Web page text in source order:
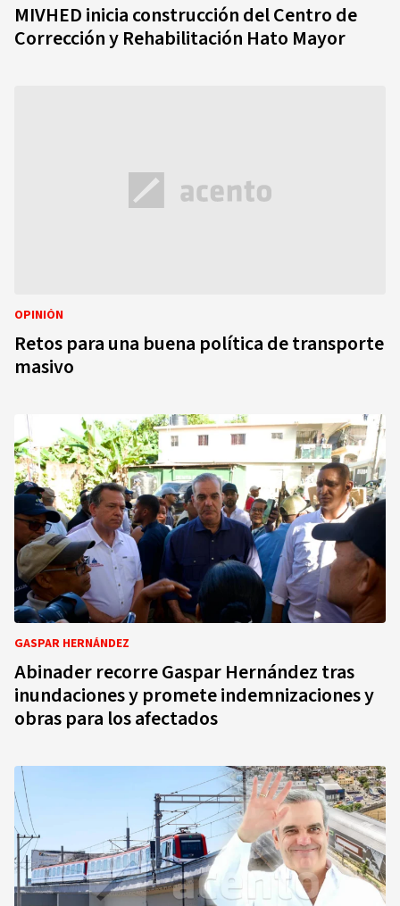
MIVHED inicia construcción del Centro de
Corrección y Rehabilitación Hato Mayor
OPINIÓN
Retos para una buena política de transporte
masivo
GASPAR HERNÁNDEZ
Abinader recorre Gaspar Hernández tras
inundaciones y promete indemnizaciones y
obras para los afectados